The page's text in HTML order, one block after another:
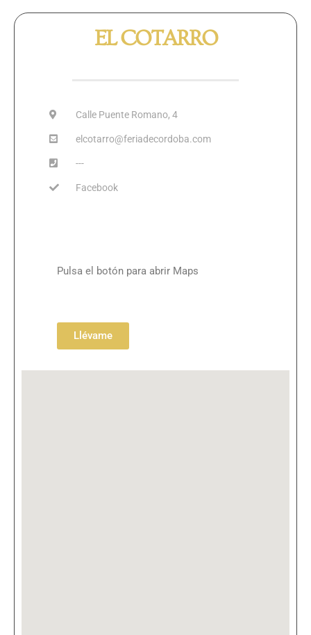
EL COTARRO
Calle Puente Romano, 4
elcotarro@feriadecordoba.com
---
Facebook
Pulsa el botón para abrir Maps
Llévame